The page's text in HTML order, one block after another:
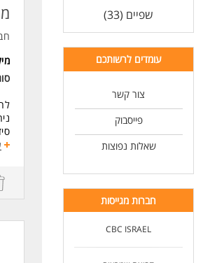
שפיים (33)
עומדים לרשותכם
צור קשר
פייסבוק
שאלות נפוצות
חברות מגייסות
CBC ISRAEL